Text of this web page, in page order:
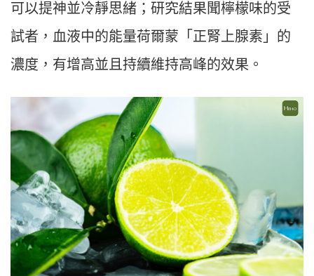
可以提神並冷靜思緒；研究結果聞檸檬味的受
試者，血液中的能量荷爾蒙「正腎上腺素」的
濃度，有增高並且持續維持高峰的效果。